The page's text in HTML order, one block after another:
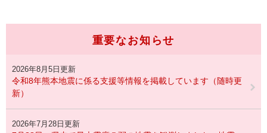
重要なお知らせ
2026年8月5日更新
令和8年熊本地震に係る支援等情報を掲載しています（随時更
新）
2026年7月28日更新